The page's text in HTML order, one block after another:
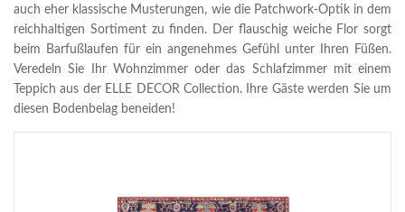
auch eher klassische Musterungen, wie die Patchwork-Optik in dem
reichhaltigen Sortiment zu finden. Der flauschig weiche Flor sorgt
beim Barfußlaufen für ein angenehmes Gefühl unter Ihren Füßen.
Veredeln Sie Ihr Wohnzimmer oder das Schlafzimmer mit einem
Teppich aus der ELLE DECOR Collection. Ihre Gäste werden Sie um
diesen Bodenbelag beneiden!